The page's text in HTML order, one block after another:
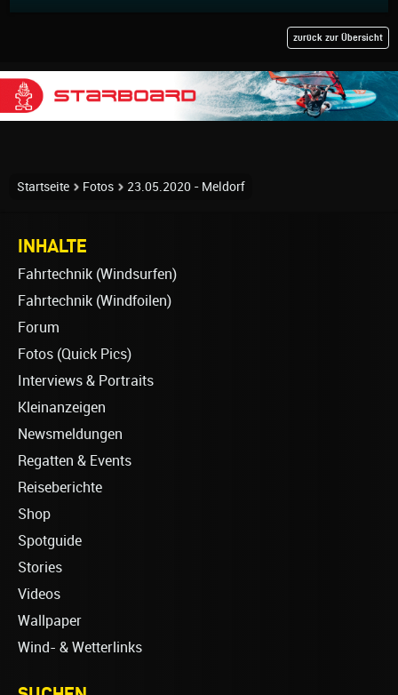
zurück zur Übersicht
Startseite Fotos 23.05.2020 - Meldorf
INHALTE
Fahrtechnik (Windsurfen)
Fahrtechnik (Windfoilen)
Forum
Fotos (Quick Pics)
Interviews & Portraits
Kleinanzeigen
Newsmeldungen
Regatten & Events
Reiseberichte
Shop
Spotguide
Stories
Videos
Wallpaper
Wind- & Wetterlinks